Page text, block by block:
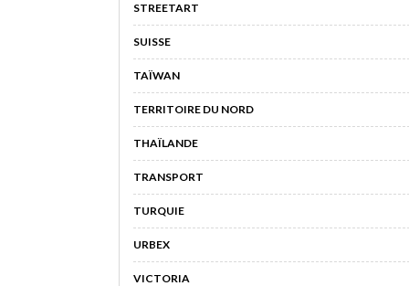
STREETART
SUISSE
TAÏWAN
TERRITOIRE DU NORD
THAÏLANDE
TRANSPORT
TURQUIE
URBEX
VICTORIA